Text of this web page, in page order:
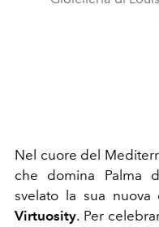
Nel cuore del
che domina Palma
svelato la sua
Virtuosity. Per